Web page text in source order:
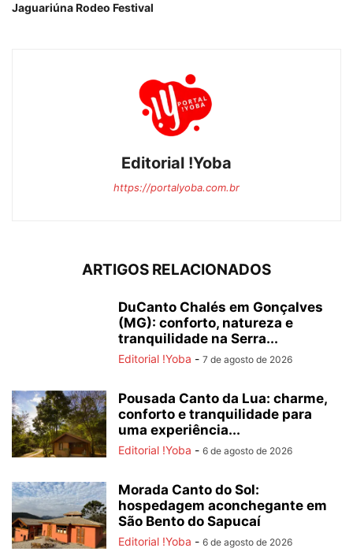
Jaguariúna Rodeo Festival
Editorial !Yoba
https://portalyoba.com.br
ARTIGOS RELACIONADOS
DuCanto Chalés em Gonçalves
(MG): conforto, natureza e
tranquilidade na Serra...
Editorial !Yoba - 7 de agosto de 2026
Pousada Canto da Lua: charme,
conforto e tranquilidade para
uma experiência...
Editorial !Yoba - 6 de agosto de 2026
Morada Canto do Sol:
hospedagem aconchegante em
São Bento do Sapucaí
Editorial !Yoba - 6 de agosto de 2026